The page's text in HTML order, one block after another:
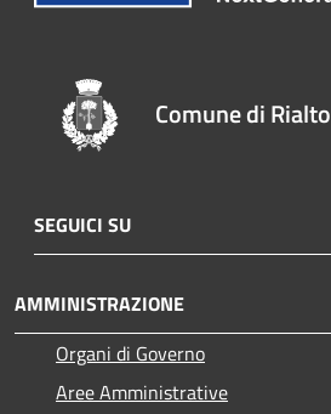
Comune di Rialto
SEGUICI SU
AMMINISTRAZIONE
Organi di Governo
Aree Amministrative